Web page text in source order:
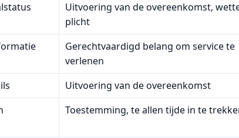
Uitvoering van de overeenkomst,
plicht
Gerechtvaardigd belang om service te
verlenen
Uitvoering van de overeenkomst
Toestemming, te allen tijde in te